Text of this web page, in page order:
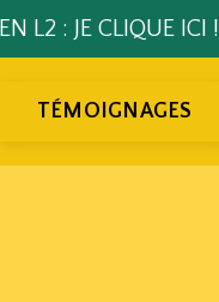
L2 : JE CLIQUE ICI !
TÉMOIGNAGES